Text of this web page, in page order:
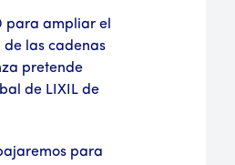
para ampliar el
las cadenas
pretende
de LIXIL de
para